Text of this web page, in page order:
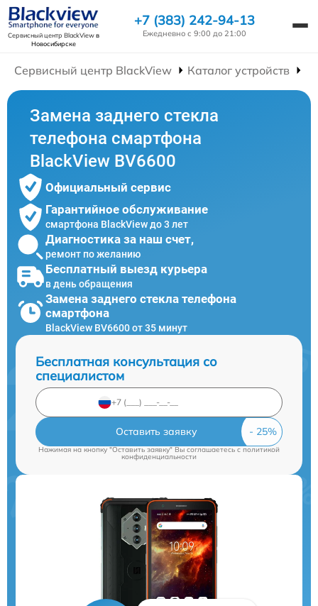
Сервисный центр BlackViewв
Новосибирске
+7 (383) 242-94-13
Ежедневно с 9:00 до 21:00
Сервисный центр BlackView Каталог устройств
Замена заднего стекла
телефона смартфона
BlackView BV6600
Официальный сервис
Гарантийное обслуживание
смартфона BlackView до 3 лет
Диагностика за наш счет,
ремонт по желанию
Бесплатный выезд курьера
в день обращения
Замена заднего стекла телефона
смартфона
BlackView BV6600 от 35 минут
Бесплатная консультация со
специалистом
Оставить заявку
Нажимая на кнопку "Оставить заявку" Вы соглашаетесь cполитикой
конфиденциальности